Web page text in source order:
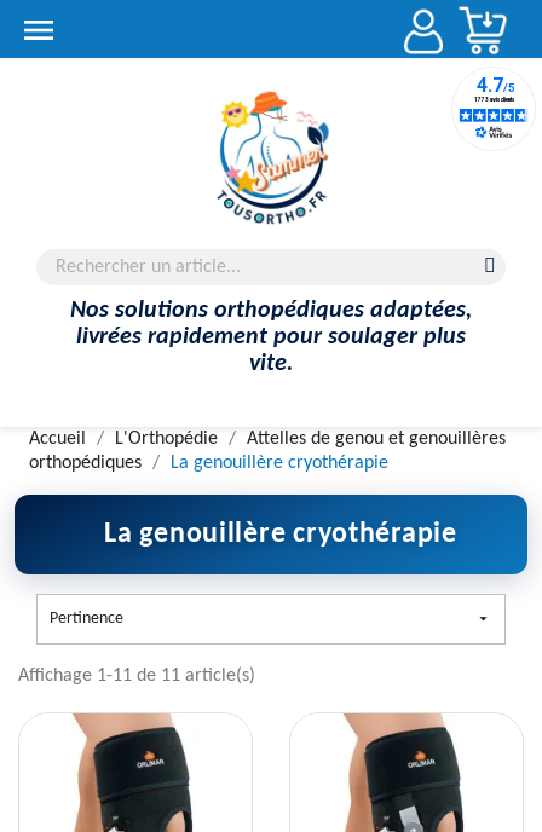

Nos solutions orthopédiques adaptées,
livrées rapidement pour soulager plus
vite.
Accueil L'Orthopédie
Attelles de genou et genouillères
orthopédiques
La genouillère cryothérapie
La genouillère cryothérapie
Pertinence 
Affichage 1-11 de 11 article(s)